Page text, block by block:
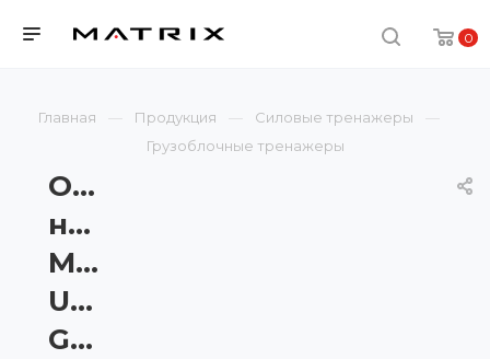
0
Главная Продукция
Силовые тренажеры
Грузоблочные тренажеры
Отведение
ног
Matrix
Ultra
G7-